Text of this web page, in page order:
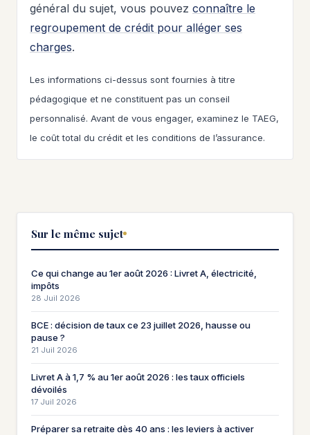
général du sujet, vous pouvez connaître le
regroupement de crédit pour alléger ses
charges.
Les informations ci-dessus sont fournies à titre
pédagogique et ne constituent pas un conseil
personnalisé. Avant de vous engager, examinez le TAEG,
le coût total du crédit et les conditions de l’assurance.
Sur le même sujet
Ce qui change au 1er août 2026 : Livret A, électricité,
impôts
28 Juil 2026
BCE : décision de taux ce 23 juillet 2026, hausse ou
pause ?
21 Juil 2026
Livret A à 1,7 % au 1er août 2026 : les taux officiels
dévoilés
17 Juil 2026
Préparer sa retraite dès 40 ans : les leviers à activer